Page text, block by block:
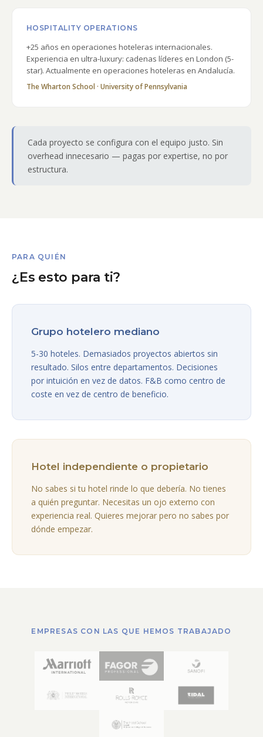
HOSPITALITY OPERATIONS
+25 años en operaciones hoteleras internacionales.
Experiencia en ultra-luxury: cadenas líderes en London (5-
star). Actualmente en operaciones hoteleras en Andalucía.
The Wharton School · University of Pennsylvania
Cada proyecto se configura con el equipo justo. Sin
overhead innecesario — pagas por expertise, no por
estructura.
PARA QUIÉN
¿Es esto para ti?
Grupo hotelero mediano
5-30 hoteles. Demasiados proyectos abiertos sin
resultado. Silos entre departamentos. Decisiones
por intuición en vez de datos. F&B como centro de
coste en vez de centro de beneficio.
Hotel independiente o propietario
No sabes si tu hotel rinde lo que debería. No tienes
a quién preguntar. Necesitas un ojo externo con
experiencia real. Quieres mejorar pero no sabes por
dónde empezar.
EMPRESAS CON LAS QUE HEMOS TRABAJADO